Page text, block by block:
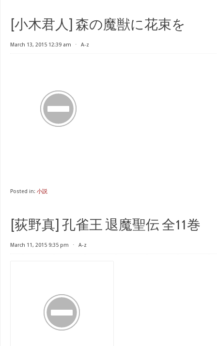
[小木君人] 森の魔獣に花束を
March 13, 2015 12:39 am ⋅ A-z
Posted in: 小説
[荻野真] 孔雀王 退魔聖伝 全11巻
March 11, 2015 9:35 pm ⋅ A-z